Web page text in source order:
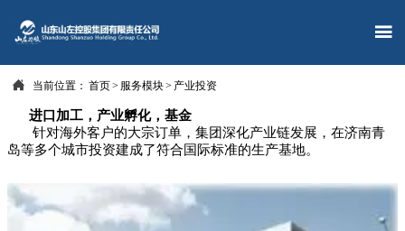

 当前位置： 首页> 服务模块> 产业投资
进口加工，产业孵化，基金
针对海外客户的大宗订单，集团深化产业链发展，在济南青
岛等多个城市投资建成了符合国际标准的生产基地。